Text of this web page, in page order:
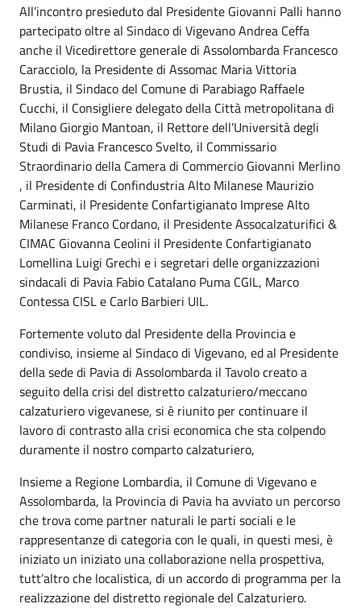
All’incontro presieduto dal Presidente Giovanni Palli hanno
partecipato oltre al Sindaco di Vigevano Andrea Ceffa
anche il Vicedirettore generale di Assolombarda Francesco
Caracciolo, la Presidente di Assomac Maria Vittoria
Brustia, il Sindaco del Comune di Parabiago Raffaele
Cucchi, il Consigliere delegato della Città metropolitana di
Milano Giorgio Mantoan, il Rettore dell’Università degli
Studi di Pavia Francesco Svelto, il Commissario
Straordinario della Camera di Commercio Giovanni Merlino
, il Presidente di Confindustria Alto Milanese Maurizio
Carminati, il Presidente Confartigianato Imprese Alto
Milanese Franco Cordano, il Presidente Assocalzaturifici &
CIMAC Giovanna Ceolini il Presidente Confartigianato
Lomellina Luigi Grechi e i segretari delle organizzazioni
sindacali di Pavia Fabio Catalano Puma CGIL, Marco
Contessa CISL e Carlo Barbieri UIL.
Fortemente voluto dal Presidente della Provincia e
condiviso, insieme al Sindaco di Vigevano, ed al Presidente
della sede di Pavia di Assolombarda il Tavolo creato a
seguito della crisi del distretto calzaturiero/meccano
calzaturiero vigevanese, si è riunito per continuare il
lavoro di contrasto alla crisi economica che sta colpendo
duramente il nostro comparto calzaturiero,
Insieme a Regione Lombardia, il Comune di Vigevano e
Assolombarda, la Provincia di Pavia ha avviato un percorso
che trova come partner naturali le parti sociali e le
rappresentanze di categoria con le quali, in questi mesi, è
iniziato un iniziato una collaborazione nella prospettiva,
tutt’altro che localistica, di un accordo di programma per la
realizzazione del distretto regionale del Calzaturiero.